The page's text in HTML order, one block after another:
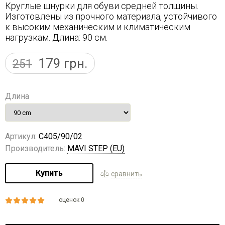
Круглые шнурки для обуви средней толщины.
Изготовлены из прочного материала, устойчивого
к высоким механическим и климатическим
нагрузкам. Длина: 90 см.
251 179 грн.
Длина
Артикул: C405/90/02
Производитель: MAVI STEP (EU)
Купить сравнить
оценок 0